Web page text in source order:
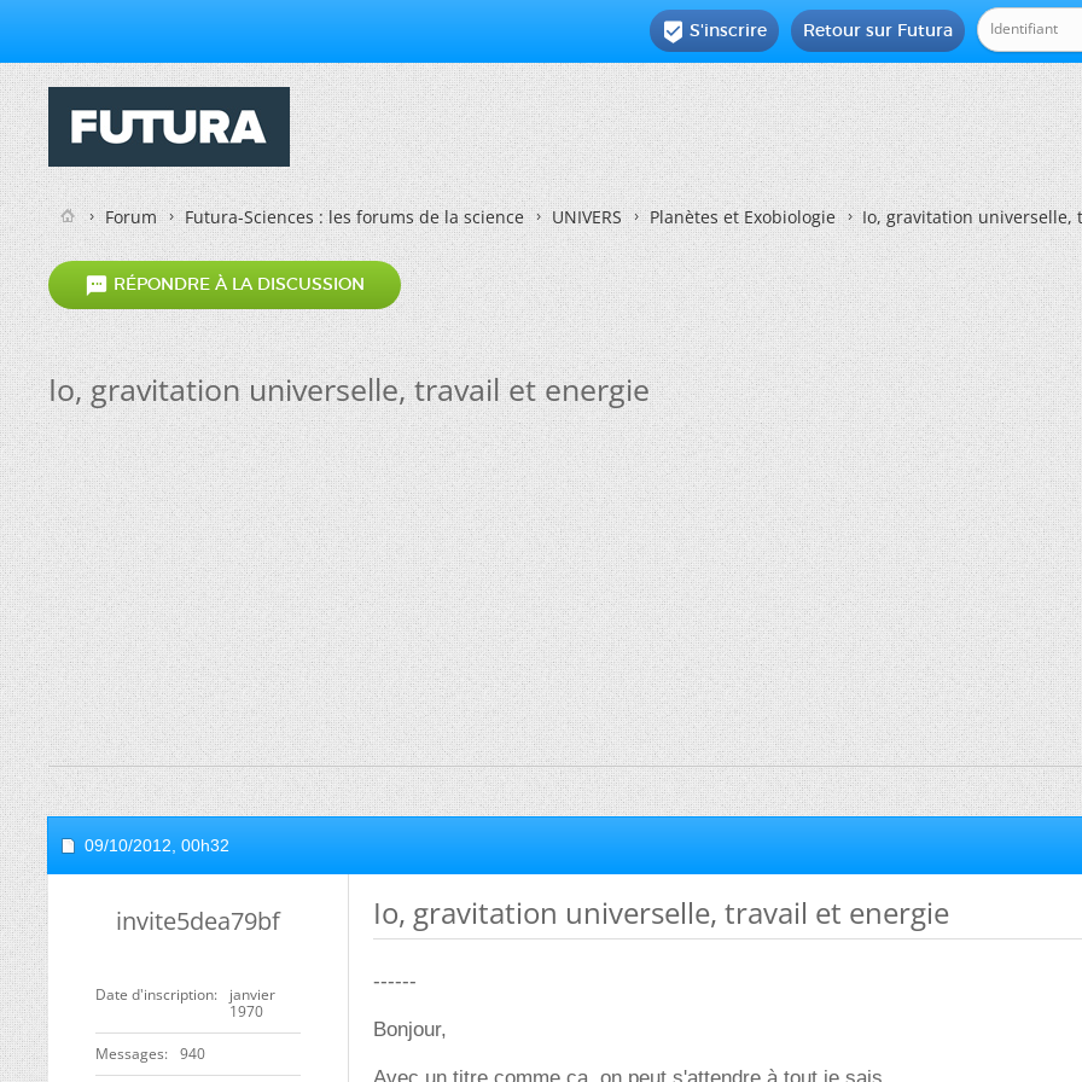
Retour sur Futura
 S'inscrire
Forum Futura-Sciences : les forums de la science UNIVERS Planètes et Exobiologie Io, gravitation universelle,
 RÉPONDRE À LA DISCUSSION
Io, gravitation universelle, travail et energie
09/10/2012, 00h32
invite5dea79bf
Date d'inscription
janvier
1970
Messages 940
Io, gravitation universelle, travail et energie
------
Bonjour,